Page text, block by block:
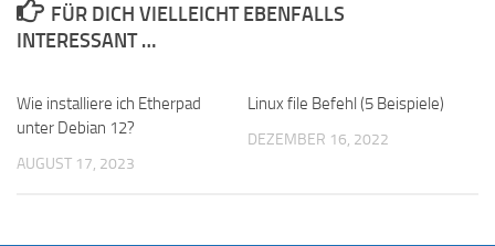
FÜR DICH VIELLEICHT EBENFALLS
INTERESSANT …
Wie installiere ich Etherpad
unter Debian 12?
AUGUST 17, 2023
Linux file Befehl (5 Beispiele)
DEZEMBER 16, 2022